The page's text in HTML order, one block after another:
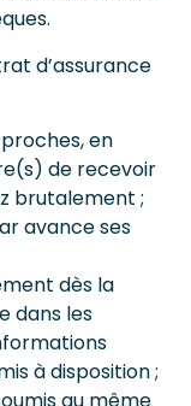
d’assurance
en
de recevoir
brutalement ;
avance ses
dès la
dans les
à disposition ;